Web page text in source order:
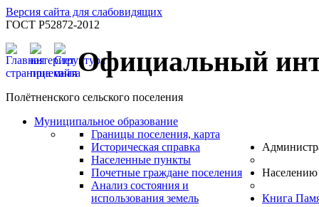
Версия сайта для слабовидящих
ГОСТ Р52872-2012
Официальный
Полётненского сельского поселения
Муниципальное образование
Границы поселения, карта
Историческая справка
Населенные пункты
Почетные граждане поселения
Анализ состояния и
использования земель
Населению
Книга